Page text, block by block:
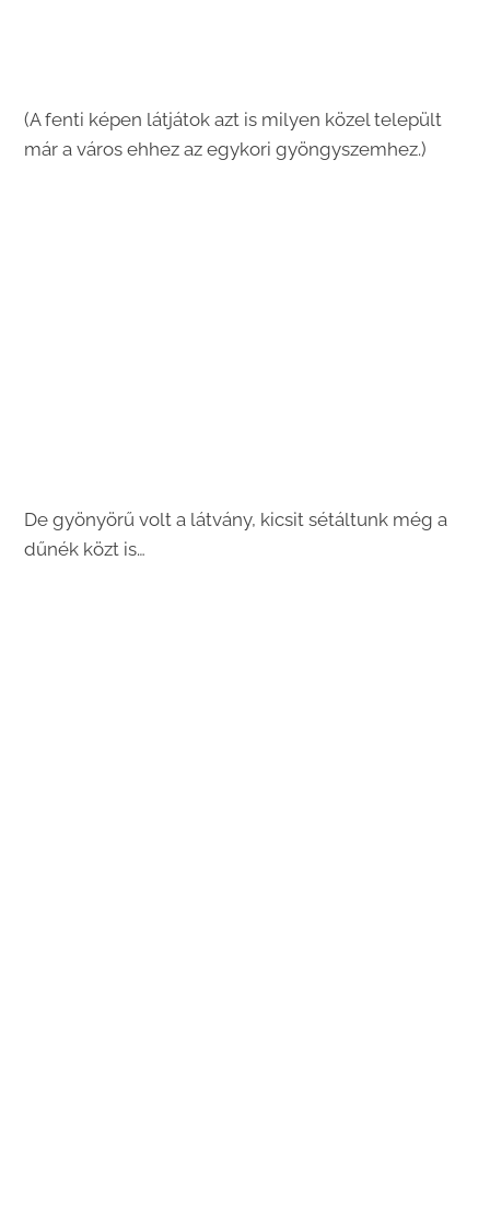
(A fenti képen látjátok azt is milyen közel települt
már a város ehhez az egykori gyöngyszemhez.)
De gyönyörű volt a látvány, kicsit sétáltunk még a
dűnék közt is…